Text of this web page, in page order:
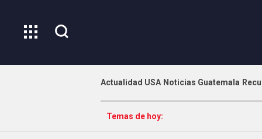
Actualidad USA Noticias Guatemala
Temas de hoy: